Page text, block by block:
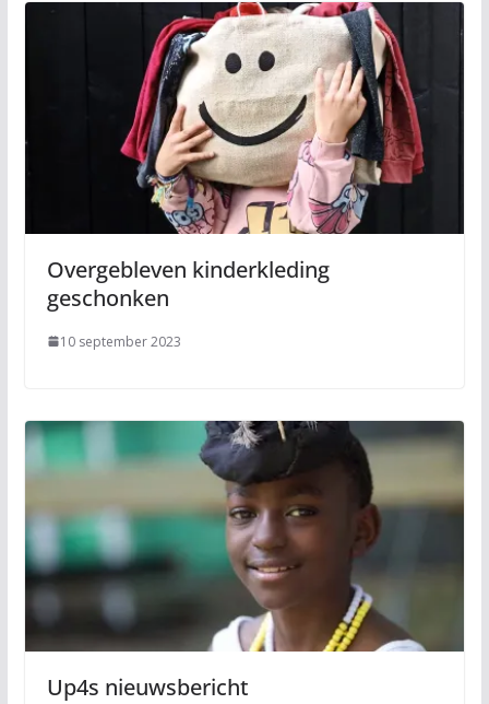
Overgebleven kinderkleding
geschonken
10 september 2023
Up4s nieuwsbericht